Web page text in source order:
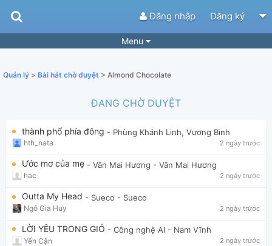
Đăng nhập Đăng ký
Menu
Tìm theo hợp âm Tải ứng dụng
Yêu cầu hợp âm
Tắt quảng cáo
Quản lý > Bài hát chờ duyệt > Almond Chocolate
ĐANG CHỜ DUYỆT
thành phố phía đông - Phùng Khánh Linh, Vương Bình
hth_nata 2 ngày trước
Ước mơ của mẹ - Văn Mai Hương - Văn Mai Hương
hac 2 ngày trước
Outta My Head - Sueco - Sueco
Ngô Gia Huy 2 ngày trước
LỜI YÊU TRONG GIÓ - Công nghệ AI - Nam Vĩnh
Yến Cận 2 ngày trước